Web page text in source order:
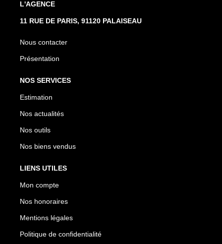
L'AGENCE
11 RUE DE PARIS, 91120 PALAISEAU
Nous contacter
Présentation
NOS SERVICES
Estimation
Nos actualités
Nos outils
Nos biens vendus
LIENS UTILES
Mon compte
Nos honoraires
Mentions légales
Politique de confidentialité